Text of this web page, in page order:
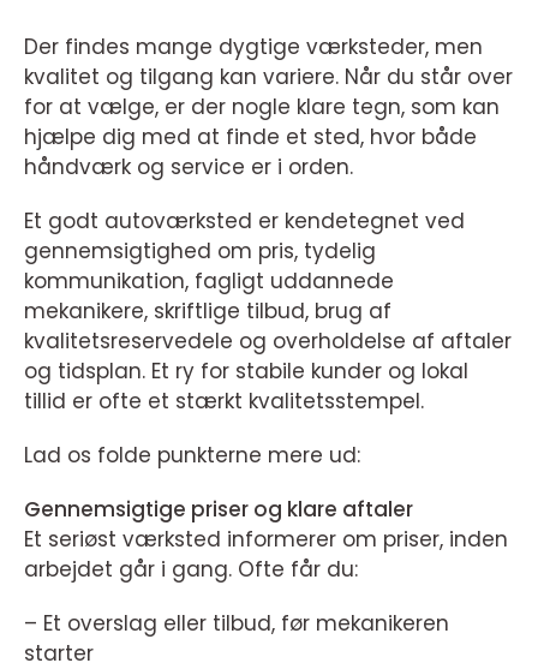
Der findes mange dygtige værksteder, men
kvalitet og tilgang kan variere. Når du står over
for at vælge, er der nogle klare tegn, som kan
hjælpe dig med at finde et sted, hvor både
håndværk og service er i orden.
Et godt autoværksted er kendetegnet ved
gennemsigtighed om pris, tydelig
kommunikation, fagligt uddannede
mekanikere, skriftlige tilbud, brug af
kvalitetsreservedele og overholdelse af aftaler
og tidsplan. Et ry for stabile kunder og lokal
tillid er ofte et stærkt kvalitetsstempel.
Lad os folde punkterne mere ud:
Gennemsigtige priser og klare aftaler
Et seriøst værksted informerer om priser, inden
arbejdet går i gang. Ofte får du:
– Et overslag eller tilbud, før mekanikeren
starter